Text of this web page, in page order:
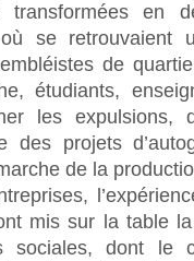
transformées en
se retrouvaient
de
étudiants,
les expulsions,
des projets
de la
mis sur la table
sociales, dont le